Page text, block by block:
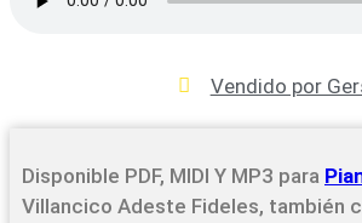
Vendido por
Disponible PDF, MIDI Y MP3 para
Villancico Adeste Fideles, también